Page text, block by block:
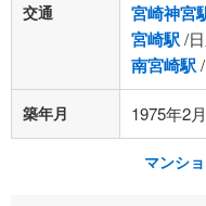
交通 宮崎神宮
宮崎駅/
南宮崎駅
築年月 1975年2
マンシ